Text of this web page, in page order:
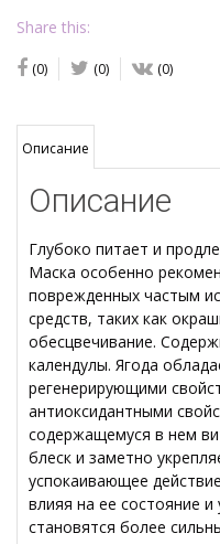
Share this:
(0) (0) (0)
Описание
Описание
Глубоко питает и
Маска особенно
поврежденных частым
средств, таких как
обесцвечивание.
календулы. Ягода
регенерирующими
антиоксидантными
содержащемуся в нем
блеск и заметно
успокаивающее
влияя на ее состояние
становятся более